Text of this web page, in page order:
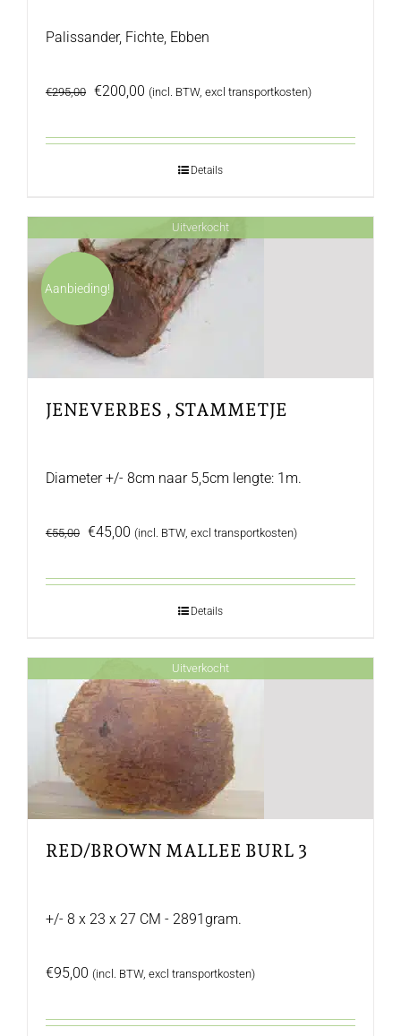
Palissander, Fichte, Ebben
€295,00 Oorspronkelijke
€200,00 Huidige
(incl. BTW, excl transportkosten)
Details
Uitverkocht
Aanbieding!
JENEVERBES , STAMMETJE
Diameter +/- 8cm naar 5,5cm lengte: 1m.
€55,00 Oorspronkelijke
€45,00 Huidige
(incl. BTW, excl transportkosten)
Details
Uitverkocht
RED/BROWN MALLEE BURL 3
+/- 8 x 23 x 27 CM - 2891gram.
€95,00 (incl. BTW, excl transportkosten)